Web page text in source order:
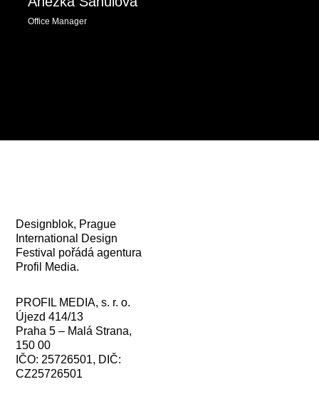
Office Manager
Designblok, Prague
International Design
Festival pořádá agentura
Profil Media.
PROFIL MEDIA, s. r. o.
Újezd 414/13
Praha 5 – Malá Strana,
150 00
IČO: 25726501, DIČ:
CZ25726501